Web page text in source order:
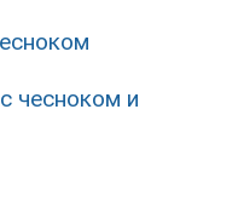
чесноком и